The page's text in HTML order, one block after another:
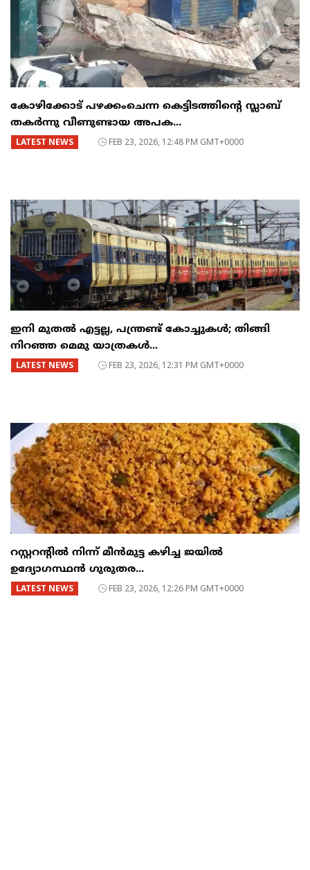
കോഴിക്കോട് പഴക്കംചെന്ന കെട്ടിടത്തിന്റെ സ്ലാബ്
തകർന്നു വീണുണ്ടായ അപക...
LATEST NEWS FEB 23, 2026, 12:48 PM GMT+0000
ഇനി മുതൽ എട്ടല്ല, പന്ത്രണ്ട് കോച്ചുകള്‍; തിങ്ങി
നിറഞ്ഞ മെമു യാത്രകൾ...
LATEST NEWS FEB 23, 2026, 12:31 PM GMT+0000
റസ്റ്ററന്റില്‍ നിന്ന് മീന്‍മുട്ട കഴിച്ച ജയില്‍
ഉദ്യോഗസ്ഥന്‍ ഗുരുതര...
LATEST NEWS FEB 23, 2026, 12:26 PM GMT+0000